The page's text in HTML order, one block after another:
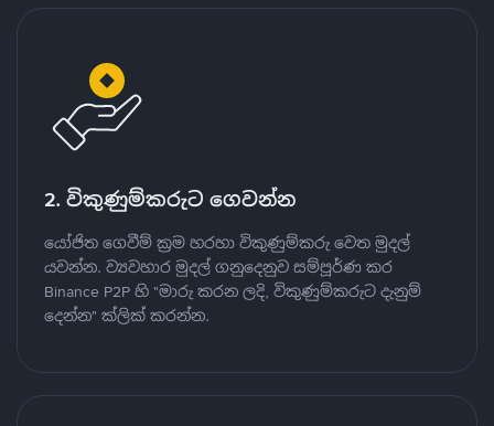
2. විකුණුම්කරුට ගෙවන්න
යෝජිත ගෙවීම් ක්‍රම හරහා විකුණුම්කරු වෙත මුදල්
යවන්න. ව්‍යවහාර මුදල් ගනුදෙනුව සම්පූර්ණ කර
Binance P2P හි "මාරු කරන ලදි, විකුණුම්කරුට දැනුම්
දෙන්න" ක්ලික් කරන්න.